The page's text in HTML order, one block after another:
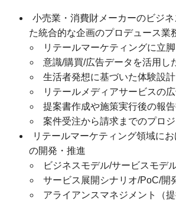
小売業・消費財メーカーのビジ
た統合的な企画のプロデュース業
リテールマーケティングに立
意識/購買/広告データを活用し
生活者発想に基づいた体験設
リテールメディアサービスの
提案書作成や施策実行後の報
案件受注から請求までのプロ
リテールマーケティング領域に
の開発・推進
ビジネスモデル/サービスモデ
サービス展開シナリオ/PoC/開
アライアンスマネジメント（